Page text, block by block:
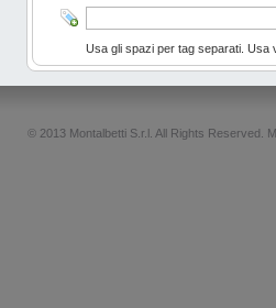
Usa gli spazi per tag separati. Usa
© 2013 Montalbetti S.r.l. All Rights Reserved.